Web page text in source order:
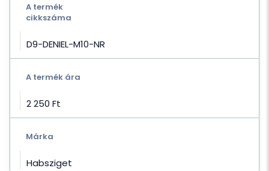
A termék
cikkszáma
D9-DENIEL-M10-NR
A termék ára
2 250 Ft‎
Márka
Habsziget